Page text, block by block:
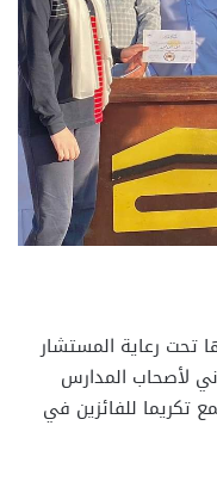
تحت رعاية المستشار
لأصحاب المدارس
تكريما للفائزين في